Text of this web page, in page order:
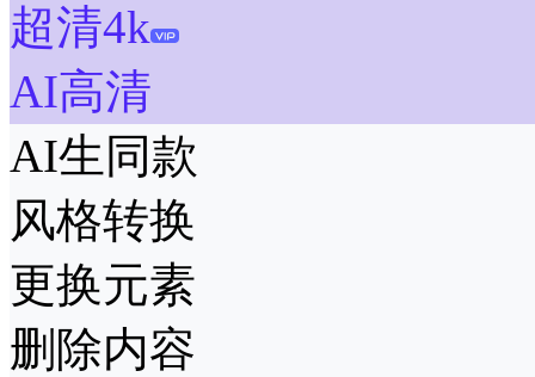
超清4k
AI高清
AI生同款
风格转换
更换元素
删除内容